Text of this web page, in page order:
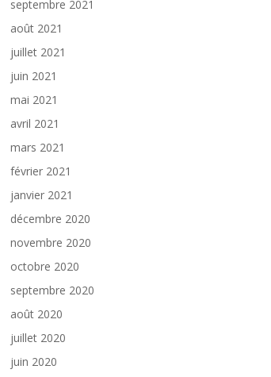
septembre 2021
août 2021
juillet 2021
juin 2021
mai 2021
avril 2021
mars 2021
février 2021
janvier 2021
décembre 2020
novembre 2020
octobre 2020
septembre 2020
août 2020
juillet 2020
juin 2020